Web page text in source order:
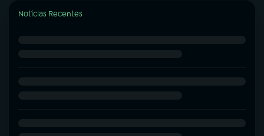
Notícias Recentes